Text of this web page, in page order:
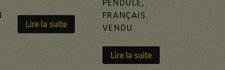
Lire la suite
PENDULE,
FRANÇAIS.
VENDU.
Lire la suite